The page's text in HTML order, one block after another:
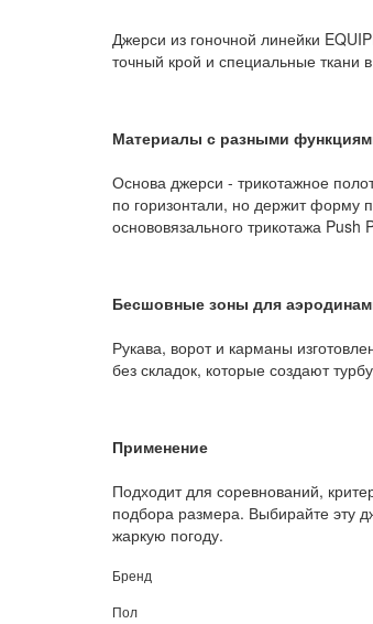
Джерси из гоночной линейки
точный крой и специальные ткани
Материалы с разными
Основа джерси - трикотажное
по горизонтали, но держит форму
основовязального трикотажа Push
Бесшовные зоны для
Рукава, ворот и карманы
без складок, которые создают
Применение
Подходит для соревнований,
подбора размера. Выбирайте эту
жаркую погоду.
Бренд
Пол